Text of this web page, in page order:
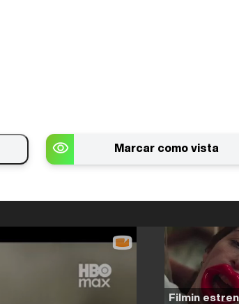
Marcar como vista